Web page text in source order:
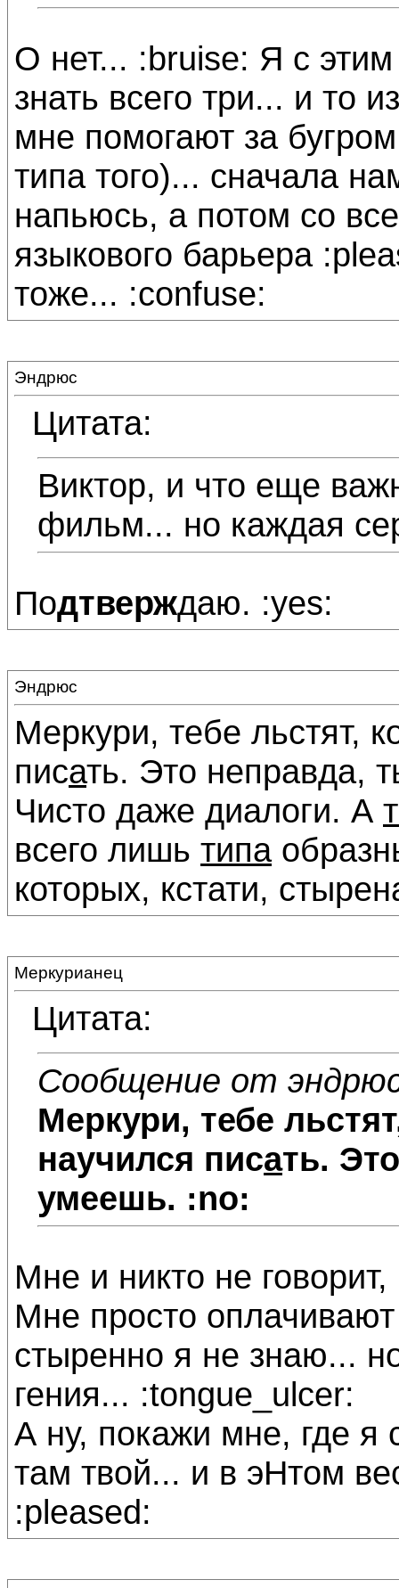
О нет... :bruise: Я с
знать всего три... и то
мне помогают за
типа того)... сначала
напьюсь, а потом со
языкового барьера
тоже... :confuse:
Эндрюс
Цитата:
Виктор, и что еще
фильм... но каждая
Подтверждаю. :yes:
Эндрюс
Меркури, тебе льстят,
писать. Это неправда,
Чисто даже диалоги. А
всего лишь типа
которых, кстати,
Меркурианец
Цитата:
Сообщение от
Меркури, тебе
научился писать.
умеешь. :no:
Мне и никто не
Мне просто
стыренно я не знаю...
гения... :tongue_ulcer:
А ну, покажи мне, где я
там твой... и в эНтом
:pleased: